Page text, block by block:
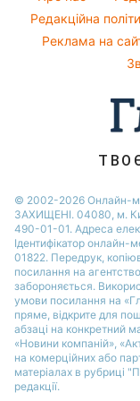
Новини Дніпра
Новини
Новини
Новини
Народні
Усе про шоу-
Редакційна
Реклама на
© 2002-2026 Онлайн-
ЗАХИЩЕНІ. 04080, м.
490-01-01. Адреса
Ідентифікатор онлайн-
01822. Передрук,
посилання на
забороняється.
умови посилання на
пряме, відкрите для
абзаці на конкретний
«Новини компаній»,
на комерційних або
матеріалах в рубриці
редакції.